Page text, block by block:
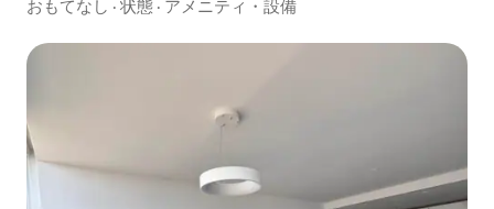
おもてなし · 状態 · アメニティ・設備